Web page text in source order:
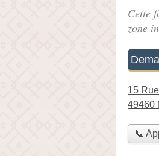
Cette
zone
15
49460
📞